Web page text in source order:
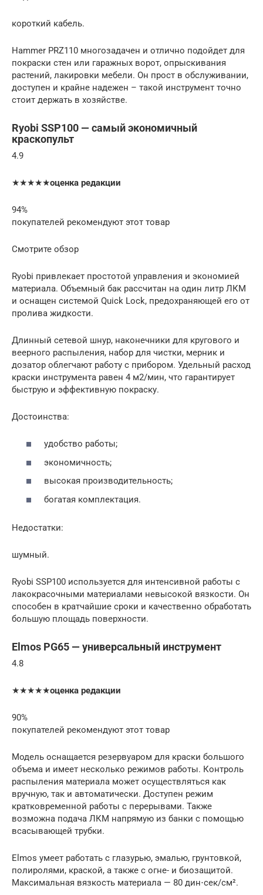
короткий кабель.
Hammer PRZ110 многозадачен и отлично подойдет для
покраски стен или гаражных ворот, опрыскивания
растений, лакировки мебели. Он прост в обслуживании,
доступен и крайне надежен – такой инструмент точно
стоит держать в хозяйстве.
Ryobi SSP100 — самый экономичный
краскопульт
4.9
★★★★★оценка редакции
94%
покупателей рекомендуют этот товар
Смотрите обзор
Ryobi привлекает простотой управления и экономией
материала. Объемный бак рассчитан на один литр ЛКМ
и оснащен системой Quick Lock, предохраняющей его от
пролива жидкости.
Длинный сетевой шнур, наконечники для кругового и
веерного распыления, набор для чистки, мерник и
дозатор облегчают работу с прибором. Удельный расход
краски инструмента равен 4 м2/мин, что гарантирует
быструю и эффективную покраску.
Достоинства:
удобство работы;
экономичность;
высокая производительность;
богатая комплектация.
Недостатки:
шумный.
Ryobi SSP100 используется для интенсивной работы с
лакокрасочными материалами невысокой вязкости. Он
способен в кратчайшие сроки и качественно обработать
большую площадь поверхности.
Elmos PG65 — универсальный инструмент
4.8
★★★★★оценка редакции
90%
покупателей рекомендуют этот товар
Модель оснащается резервуаром для краски большого
объема и имеет несколько режимов работы. Контроль
распыления материала может осуществляться как
вручную, так и автоматически. Доступен режим
кратковременной работы с перерывами. Также
возможна подача ЛКМ напрямую из банки с помощью
всасывающей трубки.
Elmos умеет работать с глазурью, эмалью, грунтовкой,
полиролями, краской, а также с огне- и биозащитой.
Максимальная вязкость материала — 80 дин⋅сек/см².